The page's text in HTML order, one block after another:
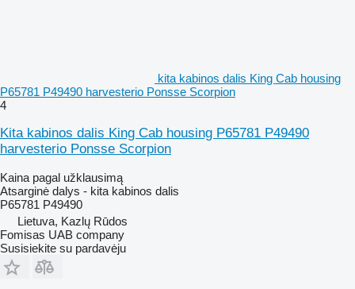
kita kabinos dalis King Cab housing
P65781 P49490 harvesterio Ponsse Scorpion
4
Kita kabinos dalis King Cab housing P65781 P49490
harvesterio Ponsse Scorpion
Kaina pagal užklausimą
Atsarginė dalys - kita kabinos dalis
P65781 P49490
Lietuva, Kazlų Rūdos
Fomisas UAB company
Susisiekite su pardavėju